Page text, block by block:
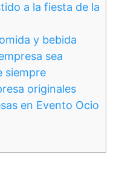
a la fiesta de la
y bebida
sea
siempre
originales
en Evento Ocio